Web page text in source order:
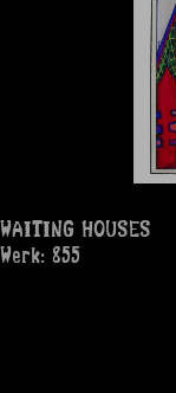
WAITING HOUSES
Werk: 855